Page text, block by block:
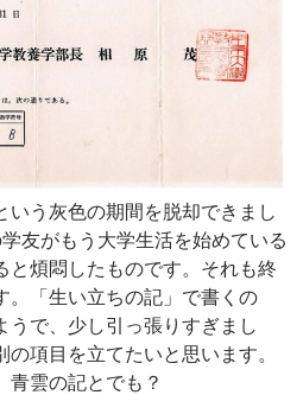
いう灰色の期間を脱却できまし
友がもう大学生活を始めている
と煩悶したものです。それも終
。「生い立ちの記」で書くの
うで、少し引っ張りすぎまし
項目を立てたいと思います。
青雲の記とでも？